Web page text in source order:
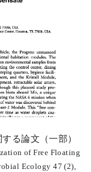
る論文（一部）
of Free Floating
Ecology 47 (2),